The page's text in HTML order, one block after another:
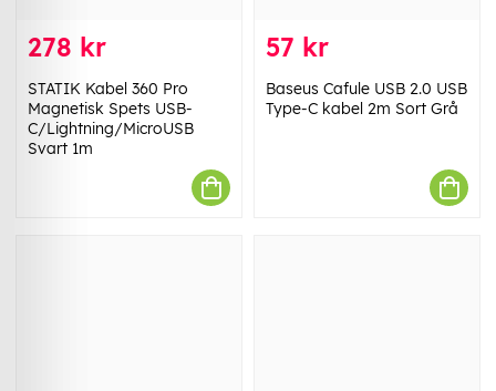
278 kr
STATIK Kabel 360 Pro
Magnetisk Spets USB-
C/Lightning/MicroUSB
Svart 1m
57 kr
Baseus Cafule USB 2.0 USB
Type-C kabel 2m Sort Grå